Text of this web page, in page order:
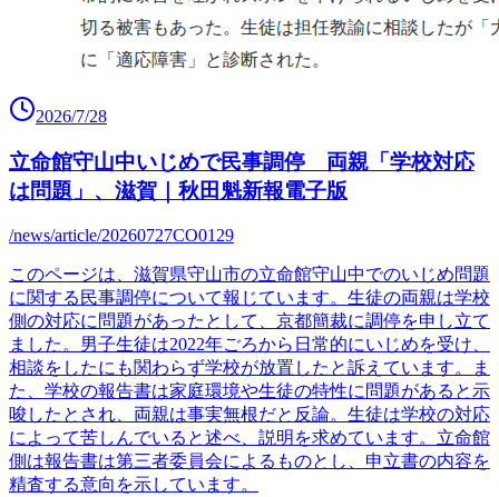
2026/7/28
立命館守山中いじめで民事調停 両親「学校対応
は問題」、滋賀｜秋田魁新報電子版
/news/article/20260727CO0129
このページは、滋賀県守山市の立命館守山中でのいじめ問題
に関する民事調停について報じています。生徒の両親は学校
側の対応に問題があったとして、京都簡裁に調停を申し立て
ました。男子生徒は2022年ごろから日常的にいじめを受け、
相談をしたにも関わらず学校が放置したと訴えています。ま
た、学校の報告書は家庭環境や生徒の特性に問題があると示
唆したとされ、両親は事実無根だと反論。生徒は学校の対応
によって苦しんでいると述べ、説明を求めています。立命館
側は報告書は第三者委員会によるものとし、申立書の内容を
精査する意向を示しています。